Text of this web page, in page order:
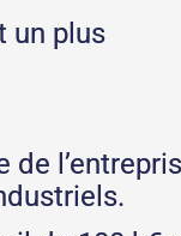
un plus